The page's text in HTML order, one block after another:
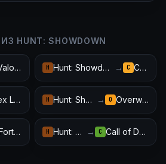
HUNT: SHOWDOWN
Valorant H Hunt: Showdown → C CS2
Apex Legends H Hunt: Showdown → O Overwatch 2
Fortnite H Hunt: Showdown → C Call of Duty: Warzone